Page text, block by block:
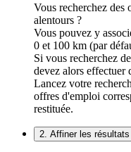
Vous recherchez des
alentours ?
Vous pouvez y
0 et 100 km (par
Si vous recherchez
devez alors effectuer
Lancez votre
offres d'emploi
restituée.
2. Affiner les